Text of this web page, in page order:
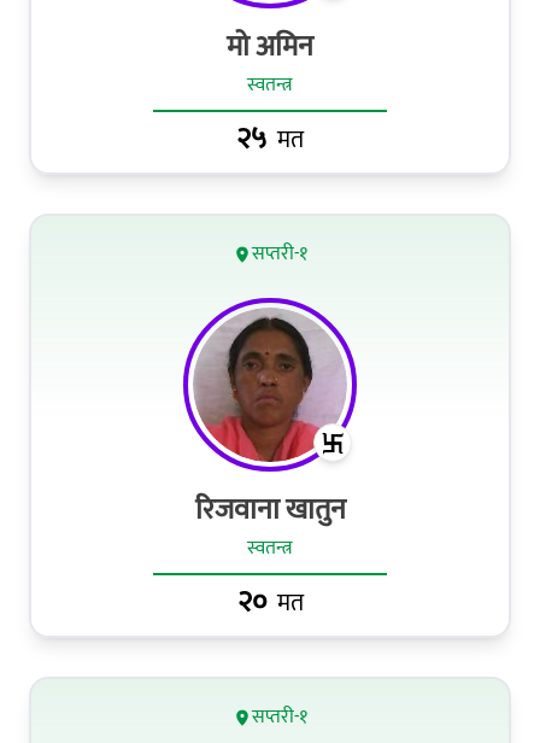
मो अमिन
स्वतन्त्र
२५ मत
सप्तरी-१
रिजवाना खातुन
स्वतन्त्र
२० मत
सप्तरी-१